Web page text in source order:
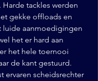
Harde tackles werden
gekke offloads en
luide aanmoedigingen
het er hard aan
het hele toernooi
de kant gestuurd.
ervaren scheidsrechter